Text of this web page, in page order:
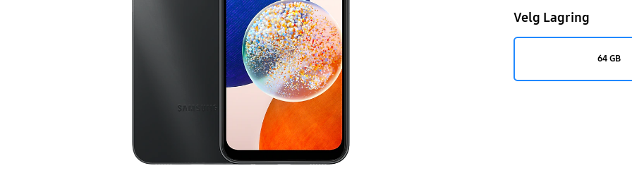
Velg Lagring
64 GB